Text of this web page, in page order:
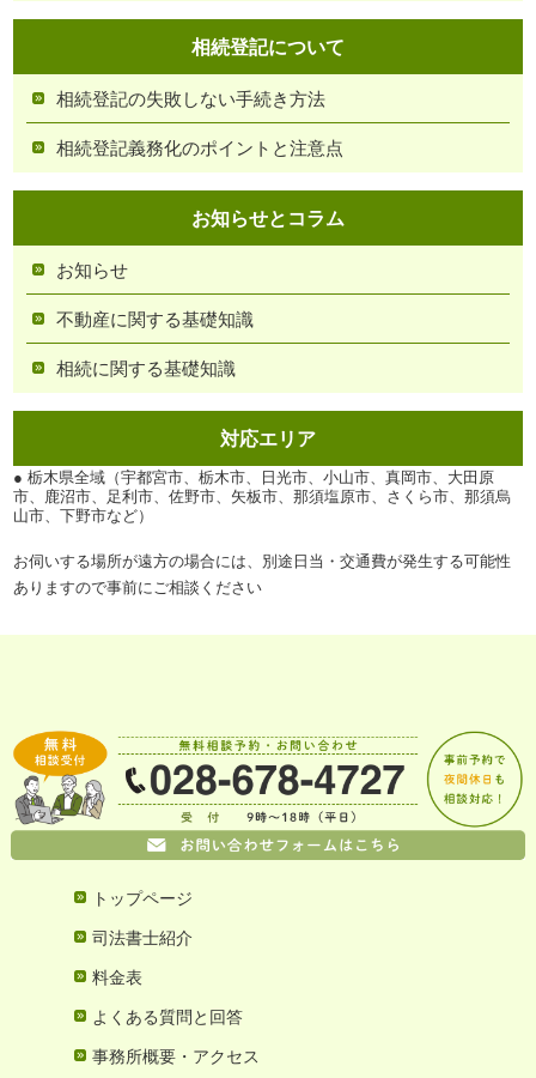
相続登記について
相続登記の失敗しない手続き方法
相続登記義務化のポイントと注意点
お知らせとコラム
お知らせ
不動産に関する基礎知識
相続に関する基礎知識
対応エリア
● 栃木県全域（宇都宮市、栃木市、日光市、小山市、真岡市、大田原
市、鹿沼市、足利市、佐野市、矢板市、那須塩原市、さくら市、那須烏
山市、下野市など）
お伺いする場所が遠方の場合には、別途日当・交通費が発生する可能性
ありますので事前にご相談ください
トップページ
司法書士紹介
料金表
よくある質問と回答
事務所概要・アクセス